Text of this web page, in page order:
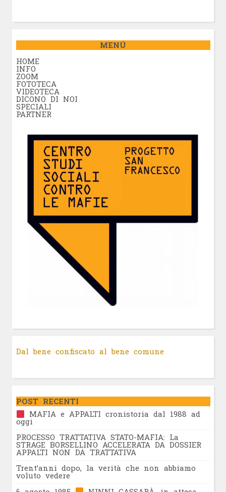
MENÚ
HOME
INFO
ZOOM
FOTOTECA
VIDEOTECA
DICONO DI NOI
SPECIALI
PARTNER
Dal bene confiscato al bene comune
POST RECENTI
MAFIA e APPALTI cronistoria dal 1988 ad
oggi
PROCESSO TRATTATIVA STATO-MAFIA: La
STRAGE BORSELLINO ACCELERATA DA DOSSIER
APPALTI NON DA TRATTATIVA
Trent’anni dopo, la verità che non abbiamo
voluto vedere